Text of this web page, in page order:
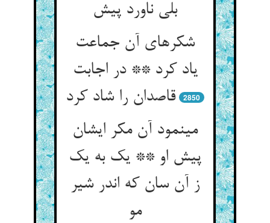
بلی ناورد پیش‏
شکرهای آن جماعت
یاد کرد ** در اجابت
قاصدان را شاد کرد
2850
می‏نمود آن مکر ایشان
پیش او ** یک به یک
ز آن سان که اندر شیر
مو